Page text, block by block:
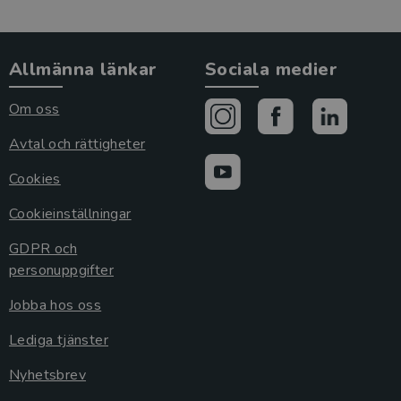
Allmänna länkar
Om oss
Avtal och rättigheter
Cookies
Cookieinställningar
GDPR och
personuppgifter
Jobba hos oss
Lediga tjänster
Nyhetsbrev
Sociala medier